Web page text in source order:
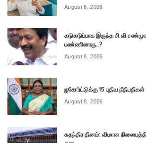
August 8, 2026
கடுகடுப்பாக இருந்த
பண்ணினாரு..?
August 8, 2026
ஐகோர்ட்டுக்கு 15 புதிய நீதிபதிகள்
August 8, 2026
சுதந்திர தினம்: விமான